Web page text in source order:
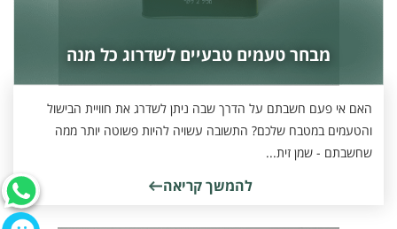
מבחר טעמים טבעיים לשדרוג כל מנה
האם אי פעם חשבתם על הדרך שבה ניתן לשדרג את חוויית הבישול
והטעמים במטבח שלכם? התשובה עשויה להיות פשוטה יותר ממה
שחשבתם - שמן זית...
להמשך קריאה